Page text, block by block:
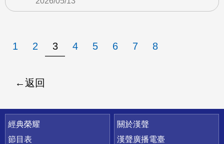
1 2 3 4 5 6 7 8
返回
快速連結
經典榮耀
節目表
關於漢聲
漢聲廣播電臺